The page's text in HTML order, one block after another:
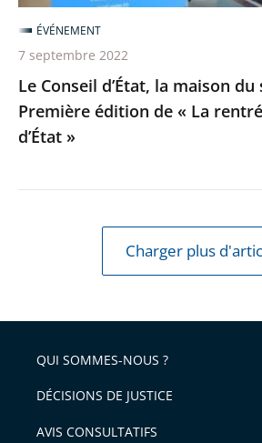
Première
édition
de
«
La
rentrée
Le Conseil d’État, la maison
Première édition de « La
d’État »
ÉVÉNEMENT
7 septembre 2022
Charger plus
QUI SOMMES-NOUS ?
DÉCISIONS DE JUSTICE
AVIS CONSULTATIFS